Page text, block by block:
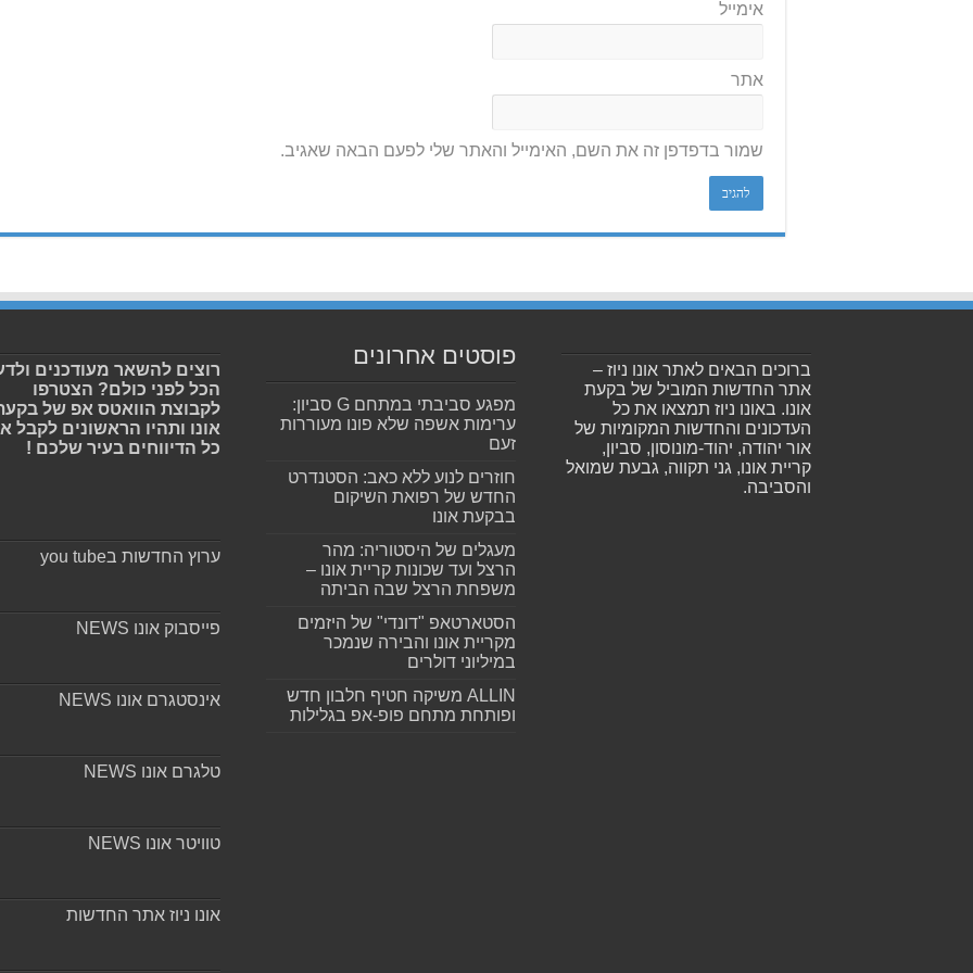
אימייל
אתר
שמור בדפדפן זה את השם, האימייל והאתר שלי לפעם הבאה שאגיב.
ברוכים הבאים לאתר אונו ניוז –
אתר החדשות המוביל של בקעת
אונו. באונו ניוז תמצאו את כל
העדכונים והחדשות המקומיות של
אור יהודה, יהוד-מונוסון, סביון,
קריית אונו, גני תקווה, גבעת שמואל
והסביבה.
פוסטים אחרונים
מפגע סביבתי במתחם G סביון:
ערימות אשפה שלא פונו מעוררות
זעם
חוזרים לנוע ללא כאב: הסטנדרט
החדש של רפואת השיקום
בבקעת אונו
מעגלים של היסטוריה: מהר
הרצל ועד שכונות קריית אונו –
משפחת הרצל שבה הביתה
הסטארטאפ "דונדי" של היזמים
מקריית אונו והבירה שנמכר
במיליוני דולרים
ALLIN משיקה חטיף חלבון חדש
ופותחת מתחם פופ-אפ בגלילות
רוצים להשאר מעודכנים
הכל לפני כולם? הצטרפו
לקבוצת הוואטס אפ של
אונו ותהיו הראשונים לקבל
כל הדיווחים בעיר שלכם !
ערוץ החדשות בyou tube
פייסבוק אונו NEWS
אינסטגרם אונו NEWS
טלגרם אונו NEWS
טוויטר אונו NEWS
אונו ניוז אתר החדשות